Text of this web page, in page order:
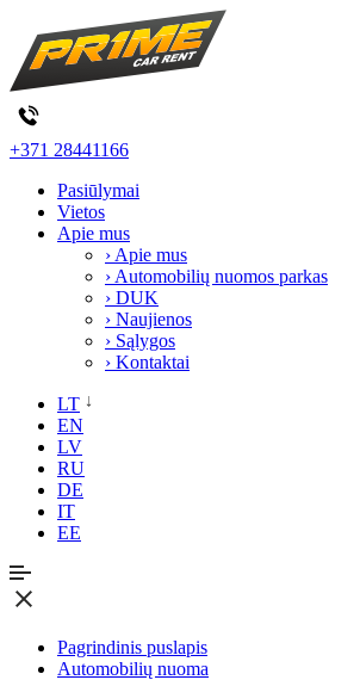
+371 28441166
Pasiūlymai
Vietos
Apie mus
› Apie mus
› Automobilių nuomos parkas
› DUK
› Naujienos
› Sąlygos
› Kontaktai
LT
EN
LV
RU
DE
IT
EE
Pagrindinis puslapis
Automobilių nuoma